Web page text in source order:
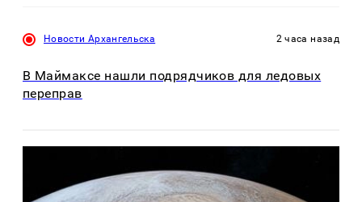
Новости Архангельска 2 часа назад
В Маймаксе нашли подрядчиков для ледовых
переправ